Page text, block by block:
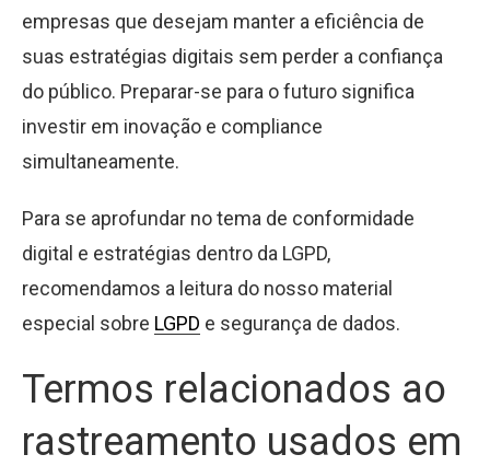
empresas que desejam manter a eficiência de
suas estratégias digitais sem perder a confiança
do público. Preparar-se para o futuro significa
investir em inovação e compliance
simultaneamente.
Para se aprofundar no tema de conformidade
digital e estratégias dentro da LGPD,
recomendamos a leitura do nosso material
especial sobre LGPD e segurança de dados.
Termos relacionados ao
rastreamento usados em